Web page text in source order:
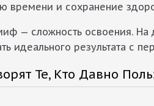
времени и сохранение
— сложность освоения. На
идеального результата с
Те, Кто Давно